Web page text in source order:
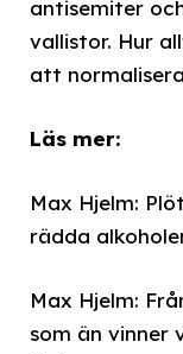
antisemiter
vallistor. Hur
att
Läs mer:
Max Hjelm:
rädda
Max Hjelm:
som än vinner